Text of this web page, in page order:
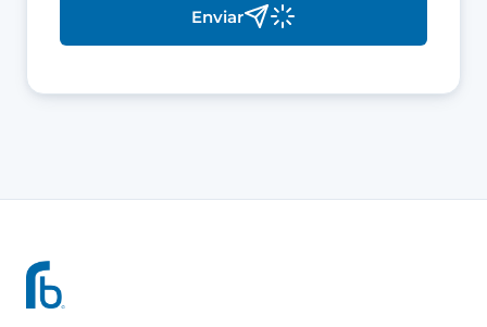
Enviar